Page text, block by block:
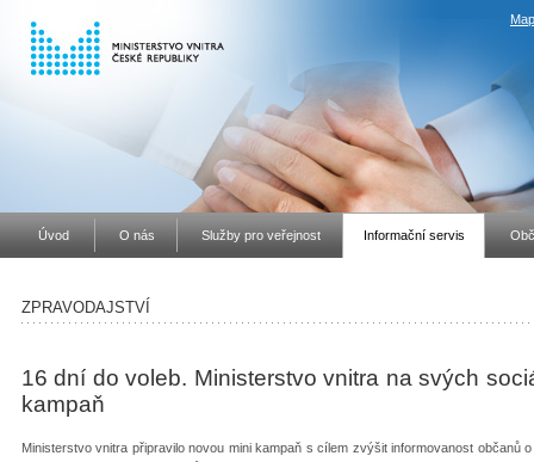
Úvod O nás Služby pro veřejnost Informační servis
ZPRAVODAJSTVÍ
16 dní do voleb. Ministerstvo vnitra na svých
kampaň
Ministerstvo vnitra připravilo novou mini kampaň s cílem zvýšit informovanost občanů